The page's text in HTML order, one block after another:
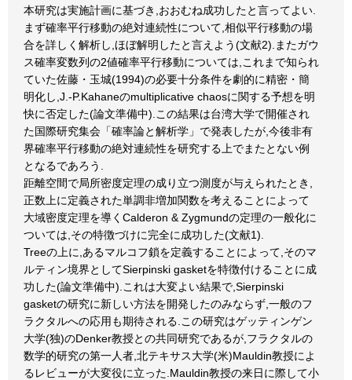
本研究は実施計画に基づき,おおむね成功したと言ってよい.
まず確率平行移動の絶対連続性について,相似平行移動の場
合を詳しく解析し,ほぼ解明したと言えよう(文献2).またガウ
ス確率変数列の2値確率平行移動については,これまで知られ
ていた佐藤・玉城(1994)の必要十分条件を劇的に精密・簡
明化し,J.-P.Kahaneのmultiplicative chaosに関する予想を明
快に否定した(論文準備中).この結果は台湾大学で開催され
た国際研究集会「確率論と解析学」で発表したが,今後非有
界確率平行移動の絶対連続性を研究する上でまたとない例
となるであろう.
距離空間で局所密度定理の成り立つ測度が与えられたとき,
正数上に定義された単調非増加関数を考えることによって
大域密度定理を導くCalderon & Zygmundの定理の一般化に
ついては,その特徴づけに完全に成功した(文献1).
Treeの上に,あるマルコフ鎖を定義することによって,そのマ
ルティン境界としてSierpinski gasketを特徴付けることに成
功した(論文準備中).これは大変よい結果で,Sierpinski
gasketの研究に新しい方法を開発したのみならず,一般のフ
ラクタルへの応用も期待される.この研究はゲッティンゲン
大学(独)のDenker教授との共同研究であるが,フラクタルの
数学的研究の第一人者,北テキサス大学(米)Mauldin教授によ
るレビューが大変役に立った.Mauldin教授の来日に際して小